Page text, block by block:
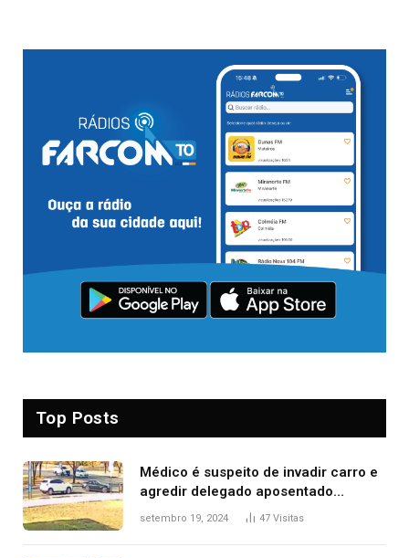
Top Posts
Médico é suspeito de invadir carro e
agredir delegado aposentado
durante confusão no trânsito
setembro 19, 2024 47 Visitas